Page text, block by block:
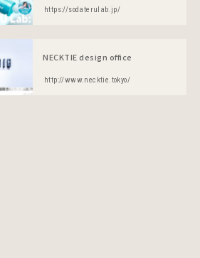
https://sodaterulab.jp/
NECKTIE design office
http://www.necktie.tokyo/